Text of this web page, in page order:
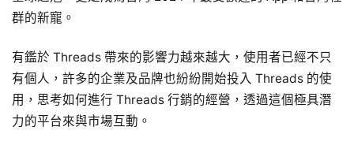
群的新寵。
有鑑於 Threads 帶來的影響力越來越大，使用者已經不只
有個人，許多的企業及品牌也紛紛開始投入 Threads 的使
用，思考如何進行 Threads 行銷的經營，透過這個極具潛
力的平台來與市場互動。